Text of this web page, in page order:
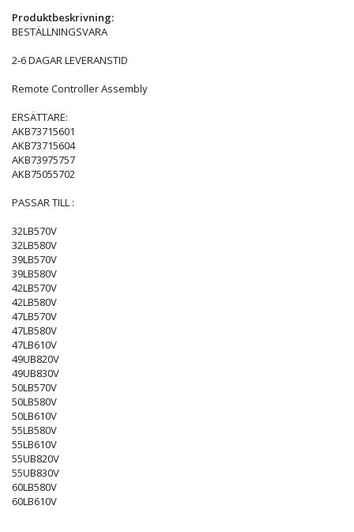
Produktbeskrivning:
BESTÄLLNINGSVARA
2-6 DAGAR LEVERANSTID
Remote Controller Assembly
ERSÄTTARE:
AKB73715601
AKB73715604
AKB73975757
AKB75055702
PASSAR TILL :
32LB570V
32LB580V
39LB570V
39LB580V
42LB570V
42LB580V
47LB570V
47LB580V
47LB610V
49UB820V
49UB830V
50LB570V
50LB580V
50LB610V
55LB580V
55LB610V
55UB820V
55UB830V
60LB580V
60LB610V